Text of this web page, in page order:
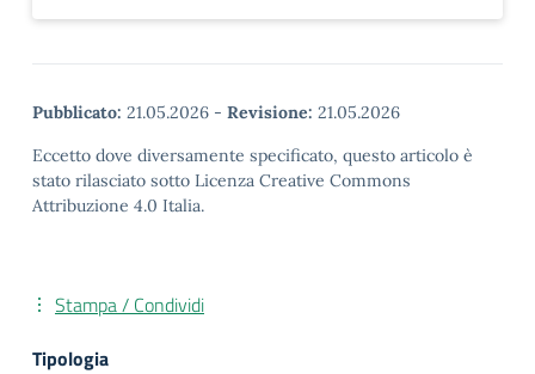
Pubblicato: 21.05.2026 - Revisione: 21.05.2026
Eccetto dove diversamente specificato, questo articolo è
stato rilasciato sotto Licenza Creative Commons
Attribuzione 4.0 Italia.
Stampa / Condividi
Tipologia